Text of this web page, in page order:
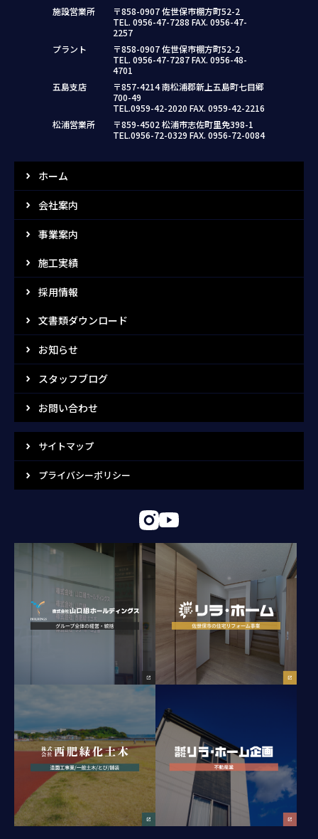
施設営業所
〒858-0907 佐世保市棚方町52-2
TEL. 0956-47-7288 FAX. 0956-47-
2257
プラント
〒858-0907 佐世保市棚方町52-2
TEL. 0956-47-7287 FAX. 0956-48-
4701
五島支店
〒857-4214 南松浦郡新上五島町七目郷
700-49
TEL.0959-42-2020 FAX. 0959-42-2216
松浦営業所
〒859-4502 松浦市志佐町里免398-1
TEL.0956-72-0329 FAX. 0956-72-0084
ホーム
会社案内
事業案内
施工実績
採用情報
文書類ダウンロード
お知らせ
スタッフブログ
お問い合わせ
サイトマップ
プライバシーポリシー